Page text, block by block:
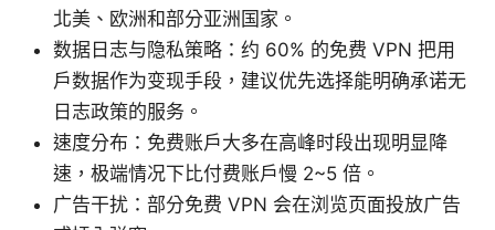
北美、欧洲和部分亚洲国家。
数据日志与隐私策略：约 60% 的免费 VPN 把用
户数据作为变现手段，建议优先选择能明确承诺无
日志政策的服务。
速度分布：免费账户大多在高峰时段出现明显降
速，极端情况下比付费账户慢 2~5 倍。
广告干扰：部分免费 VPN 会在浏览页面投放广告